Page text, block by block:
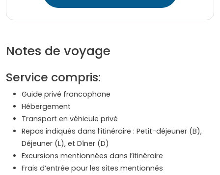
Notes de voyage
Service compris:
Guide privé francophone
Hébergement
Transport en véhicule privé
Repas indiqués dans l’itinéraire : Petit-déjeuner (B),
Déjeuner (L), et Dîner (D)
Excursions mentionnées dans l’itinéraire
Frais d’entrée pour les sites mentionnés